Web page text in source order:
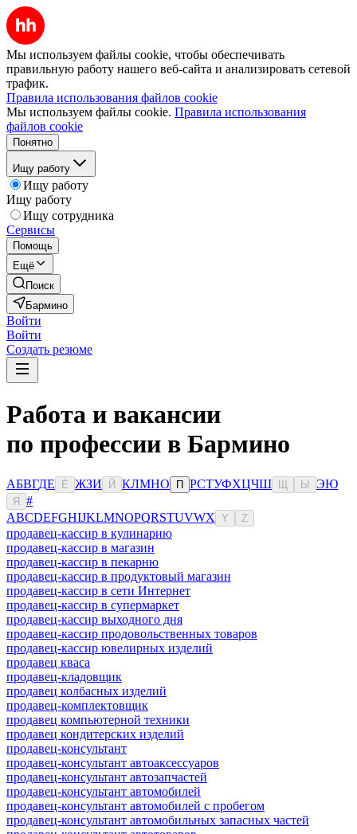
Мы используем файлы cookie, чтобы обеспечивать
правильную работу нашего веб-сайта и анализировать сетевой
трафик.
Правила использования файлов cookie
Мы используем файлы cookie. Правила использования
файлов cookie
Понятно
Ищу работу
Ищу работу
Ищу работу
Ищу сотрудника
Сервисы
Помощь
Ещё
Поиск
Бармино
Войти
Войти
Создать резюме
Работа и вакансии
по профессии в Бармино
АБВГДЕ Ё ЖЗИ Й КЛМНО П РСТУФХЦЧШ Ы ЭЮ
Я
#
ABCDEFGHIJKLMNOPQRSTUVWX Y Z
продавец-кассир в кулинарию
продавец-кассир в магазин
продавец-кассир в пекарню
продавец-кассир в продуктовый магазин
продавец-кассир в сети Интернет
продавец-кассир в супермаркет
продавец-кассир выходного дня
продавец-кассир продовольственных товаров
продавец-кассир ювелирных изделий
продавец кваса
продавец-кладовщик
продавец колбасных изделий
продавец-комплектовщик
продавец компьютерной техники
продавец кондитерских изделий
продавец-консультант
продавец-консультант автоаксессуаров
продавец-консультант автозапчастей
продавец-консультант автомобилей
продавец-консультант автомобилей с пробегом
продавец-консультант автомобильных запасных частей